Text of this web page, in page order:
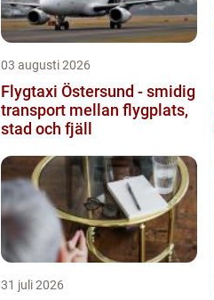
03 augusti 2026
Flygtaxi Östersund - smidig
transport mellan flygplats,
stad och fjäll
31 juli 2026